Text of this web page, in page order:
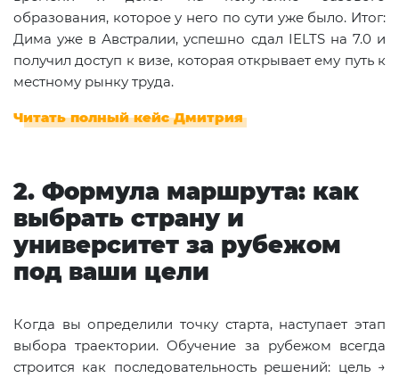
образования, которое у него по сути уже было. Итог:
Дима уже в Австралии, успешно сдал IELTS на 7.0 и
получил доступ к визе, которая открывает ему путь к
местному рынку труда.
Читать полный кейс Дмитрия
2. Формула маршрута: как
выбрать страну и
университет за рубежом
под ваши цели
Когда вы определили точку старта, наступает этап
выбора траектории. Обучение за рубежом всегда
строится как последовательность решений: цель →